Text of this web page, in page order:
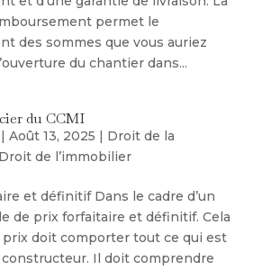
permet le
des sommes que vous auriez
du chantier dans...
du CCMI
| Août 13, 2025 | Droit de la
Droit de l’immobilier
et définitif Dans le cadre d’un
de prix forfaitaire et définitif. Cela
doit comporter tout ce qui est
constructeur. Il doit comprendre